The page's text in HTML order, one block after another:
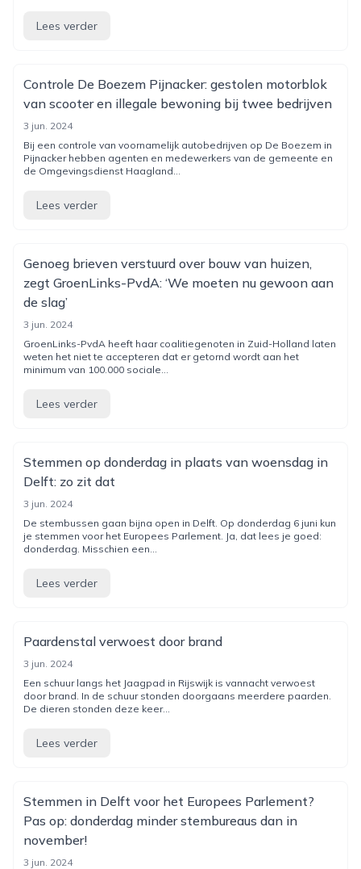
Lees verder
Controle De Boezem Pijnacker: gestolen motorblok
van scooter en illegale bewoning bij twee bedrijven
3 jun. 2024
Bij een controle van voornamelijk autobedrijven op De Boezem in
Pijnacker hebben agenten en medewerkers van de gemeente en
de Omgevingsdienst Haagland...
Lees verder
Genoeg brieven verstuurd over bouw van huizen,
zegt GroenLinks-PvdA: ‘We moeten nu gewoon aan
de slag’
3 jun. 2024
GroenLinks-PvdA heeft haar coalitiegenoten in Zuid-Holland laten
weten het niet te accepteren dat er getornd wordt aan het
minimum van 100.000 sociale...
Lees verder
Stemmen op donderdag in plaats van woensdag in
Delft: zo zit dat
3 jun. 2024
De stembussen gaan bijna open in Delft. Op donderdag 6 juni kun
je stemmen voor het Europees Parlement. Ja, dat lees je goed:
donderdag. Misschien een...
Lees verder
Paardenstal verwoest door brand
3 jun. 2024
Een schuur langs het Jaagpad in Rijswijk is vannacht verwoest
door brand. In de schuur stonden doorgaans meerdere paarden.
De dieren stonden deze keer...
Lees verder
Stemmen in Delft voor het Europees Parlement?
Pas op: donderdag minder stembureaus dan in
november!
3 jun. 2024